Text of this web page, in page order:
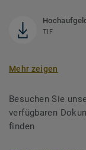
TIF
Mehr zeigen
Besuchen Sie
verfügbaren
finden